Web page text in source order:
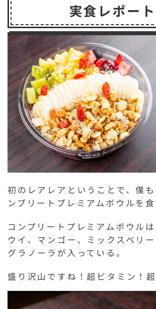
実食レポート
初のレアレアということで、僕
ンプリートプレミアムボウルを食
コンプリートプレミアムボウル
ウイ、マンゴー、ミックスベリー
グラノーラが入っている。
盛り沢山ですね！超ビタミン！超